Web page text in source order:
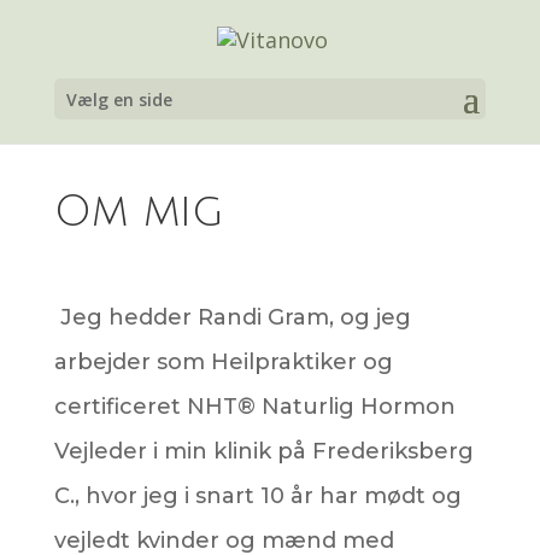
Vælg en side
Om mig
Jeg hedder Randi Gram, og jeg
arbejder som Heilpraktiker og
certificeret NHT® Naturlig Hormon
Vejleder i min klinik på Frederiksberg
C., hvor jeg i snart 10 år har mødt og
vejledt kvinder og mænd med